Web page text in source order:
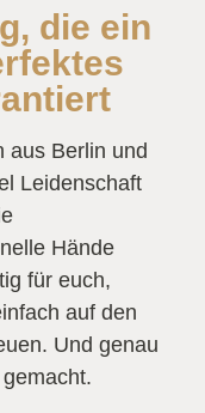
die ein
aus Berlin und
Leidenschaft
Hände
für euch,
auf den
Und genau